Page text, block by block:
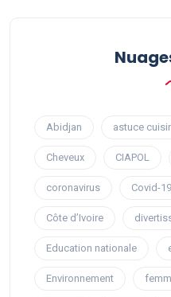
Abidjan astuce
Cheveux CIAPOL
coronavirus Covid-19
Côte d’Ivoire
Education nationale
Environnement